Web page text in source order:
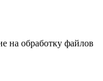
на обработку файлов